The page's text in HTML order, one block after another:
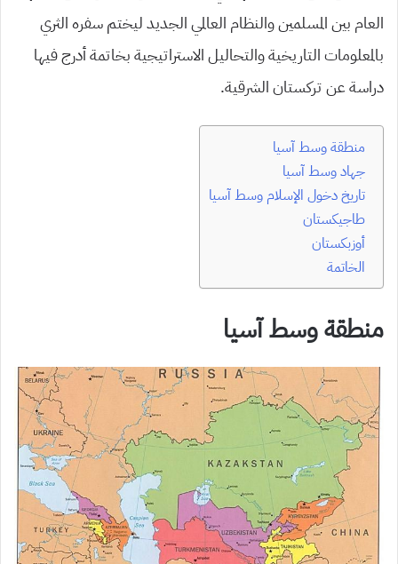
العام بين المسلمين والنظام العالمي الجديد ليختم سفره الثري
بالمعلومات التاريخية والتحاليل الاستراتيجية بخاتمة أدرج فيها
دراسة عن تركستان الشرقية.
منطقة وسط آسيا
جهاد وسط آسيا
تاريخ دخول الإسلام وسط آسيا
طاجيكستان
أوزبكستان
الخاتمة
منطقة وسط آسيا